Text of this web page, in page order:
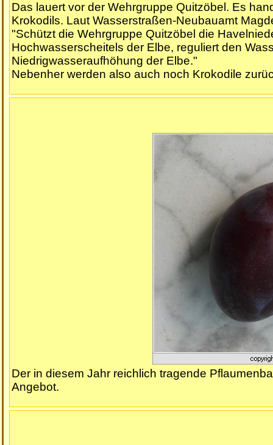
Das lauert vor der Wehrgruppe Quitzöbel. Es
Krokodils. Laut Wasserstraßen-Neubauamt
"Schützt die Wehrgruppe Quitzöbel die
Hochwasserscheitels der Elbe, reguliert den
Niedrigwasseraufhöhung der Elbe."
Nebenher werden also auch noch Krokodile
Der in diesem Jahr reichlich tragende
Angebot.